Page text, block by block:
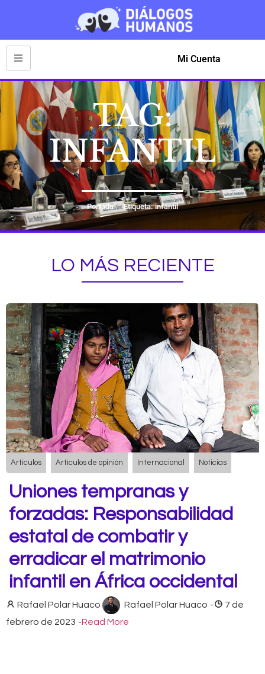
Mi Cuenta
TAG:
INFANTIL
Portada Etiqueta: infantil
LO MÁS RECIENTE
Artículos Artículos de opinión Internacional Noticias
Uniones tempranas y
forzadas: Responsabilidad
estatal de combatir y
erradicar el matrimonio
infantil en África occidental
Rafael Polar Huaco Rafael Polar Huaco -
7 de
febrero de 2023 -Read More